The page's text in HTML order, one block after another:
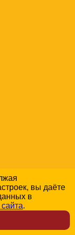
вы даёте
в
.